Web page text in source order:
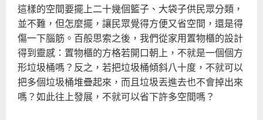
這樣的空間要擺上二十幾個籃子、大袋子供民眾分類，
並不難，但怎麼擺，讓民眾覺得方便又省空間，還是得
傷一下腦筋。百般思索之後，我們從家用置物櫃的設計
得到靈感：置物櫃的方格若開口朝上，不就是一個個方
形垃圾桶嗎？反之，若把垃圾桶傾斜八十度，不就可以
把多個垃圾桶堆疊起來，而且垃圾丟進去也不會掉出來
嗎？如此往上發展，不就可以省下許多空間嗎？